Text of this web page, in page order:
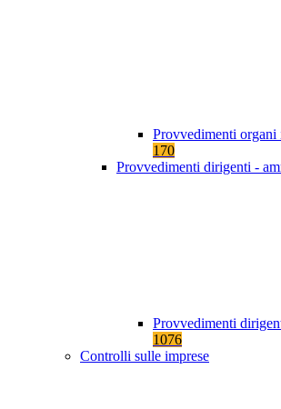
Provvedimenti
170
Provvedimenti dirigenti -
Provvedimenti
1076
Controlli sulle imprese